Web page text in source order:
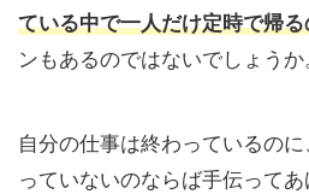
ている中で一人だけ定時で帰
ンもあるのではないでしょうか
自分の仕事は終わっているの
っていないのならば手伝って